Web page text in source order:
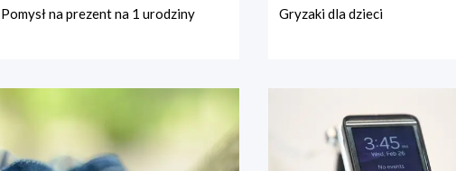
Pomysł na prezent na 1 urodziny Gryzaki dla dzieci